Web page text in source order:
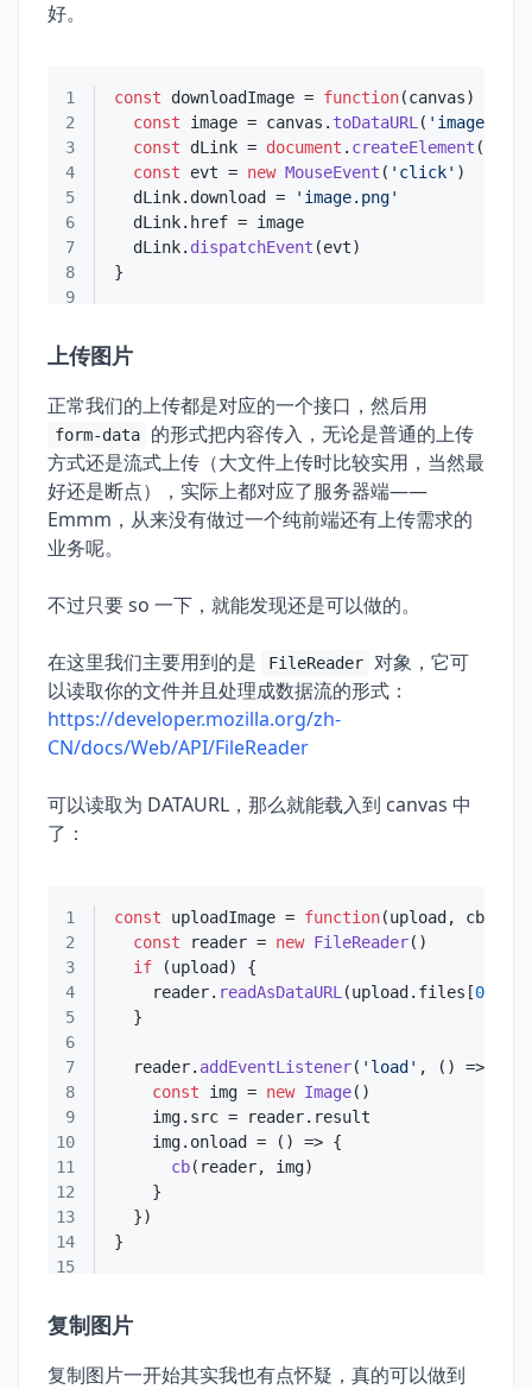
好。
1 const downloadImage = function(canvas
2
const image = canvas. toDataURL ( 'image/png'
3
const dLink = document . createElement (
4
const evt = new MouseEvent ( 'click'
5
  dLink.
download =
'image.png'
6
  dLink.
href
7
  dLink.
dispatchEvent
8
9
上传图片
正常我们的上传都是对应的一个接口，然后用
form-data
的形式把内容传入，无论是普通的上传
方式还是流式上传（大文件上传时比较实用，当然最
好还是断点），实际上都对应了服务器端——
Emmm，从来没有做过一个纯前端还有上传需求的
业务呢。
不过只要 so 一下，就能发现还是可以做的。
在这里我们主要用到的是 FileReader 对象，它可
以读取你的文件并且处理成数据流的形式：
https://developer.mozilla.org/zh-
CN/docs/Web/API/FileReader
可以读取为 DATAURL，那么就能载入到 canvas 中
了：
1 const uploadImage = function(upload, cb
2
const reader = new FileReader
3
if
4
    reader.
readAsDataURL (upload. files [0
5
6
7
  reader.
addEventListener( 'load' , () =>
8
const img = new Image
9
    img.
src = reader. result
10
    img.
onload = () =>
11
cb
12
13
14
15
复制图片
复制图片一开始其实我也有点怀疑，真的可以做到